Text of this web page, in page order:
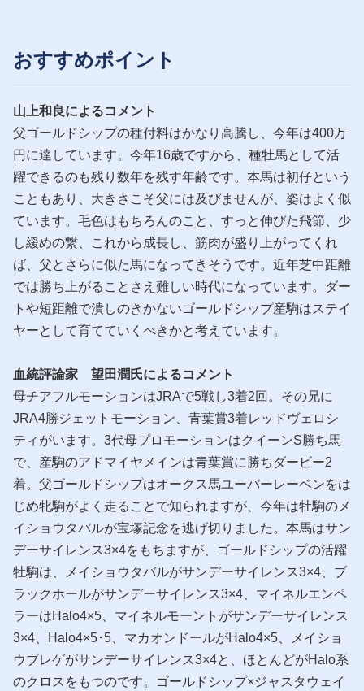
おすすめポイント
山上和良によるコメント
父ゴールドシップの種付料はかなり高騰し、今年は400万
円に達しています。今年16歳ですから、種牡馬として活
躍できるのも残り数年を残す年齢です。本馬は初仔という
こともあり、大きさこそ父には及びませんが、姿はよく似
ています。毛色はもちろんのこと、すっと伸びた飛節、少
し緩めの繋、これから成長し、筋肉が盛り上がってくれ
ば、父とさらに似た馬になってきそうです。近年芝中距離
では勝ち上がることさえ難しい時代になっています。ダー
トや短距離で潰しのきかないゴールドシップ産駒はステイ
ヤーとして育てていくべきかと考えています。
血統評論家 望田潤氏によるコメント
母チアフルモーションはJRAで5戦し3着2回。その兄に
JRA4勝ジェットモーション、青葉賞3着レッドヴェロシ
ティがいます。3代母プロモーションはクイーンS勝ち馬
で、産駒のアドマイヤメインは青葉賞に勝ちダービー2
着。父ゴールドシップはオークス馬ユーバーレーベンをは
じめ牝駒がよく走ることで知られますが、今年は牡駒のメ
イショウタバルが宝塚記念を逃げ切りました。本馬はサン
デーサイレンス3×4をもちますが、ゴールドシップの活躍
牡駒は、メイショウタバルがサンデーサイレンス3×4、ブ
ラックホールがサンデーサイレンス3×4、マイネルエンペ
ラーはHalo4×5、マイネルモーントがサンデーサイレンス
3×4、Halo4×5･5、マカオンドールがHalo4×5、メイショ
ウブレゲがサンデーサイレンス3×4と、ほとんどがHalo系
のクロスをもつのです。ゴールドシップ×ジャスタウェイ